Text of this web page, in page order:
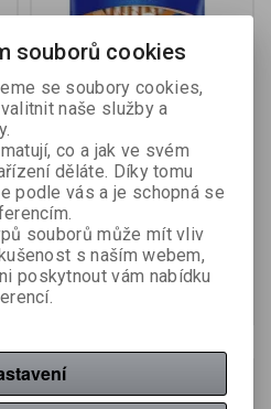
Always Ultra Day Normal
Výrobce:Procter & Gamble
Katalogové číslo:
45 Kč (bez DPH:)
Akce
Novinka
5,40 %
souborů cookies
se soubory cookies,
naše služby a
co a jak ve svém
děláte. Díky tomu
podle vás a je schopná se
souborů může mít vliv
s naším webem,
poskytnout vám nabídku